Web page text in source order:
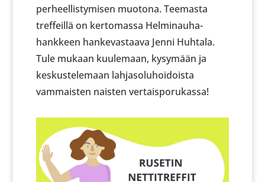
perheellistymisen muotona. Teemasta
treffeillä on kertomassa Helminauha-
hankkeen hankevastaava Jenni Huhtala.
Tule mukaan kuulemaan, kysymään ja
keskustelemaan lahjasoluhoidoista
vammaisten naisten vertaisporukassa!